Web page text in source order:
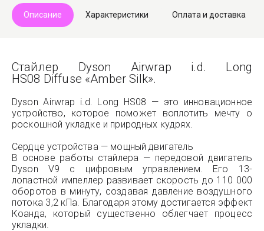
Описание Характеристики Оплата и доставка
Стайлер Dyson Airwrap i.d. Long
HS08 Diffuse «Amber Silk».
Dyson Airwrap i.d. Long HS08 — это инновационное
устройство, которое поможет воплотить мечту о
роскошной укладке и природных кудрях.
Сердце устройства — мощный двигатель
В основе работы стайлера — передовой двигатель
Dyson V9 с цифровым управлением. Его 13-
лопастной импеллер развивает скорость до 110 000
оборотов в минуту, создавая давление воздушного
потока 3,2 кПа. Благодаря этому достигается эффект
Коанда, который существенно облегчает процесс
укладки.